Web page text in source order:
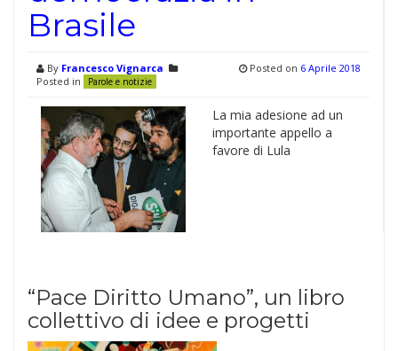
Brasile
By Francesco Vignarca
Posted in
Parole e notizie
Posted on 6 Aprile 2018
La mia adesione ad un
importante appello a
favore di Lula
“Pace Diritto Umano”, un libro
collettivo di idee e progetti